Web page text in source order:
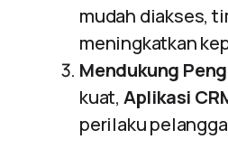
mudah diakses,
meningkatkan
Mendukung
kuat, Aplikasi
perilaku